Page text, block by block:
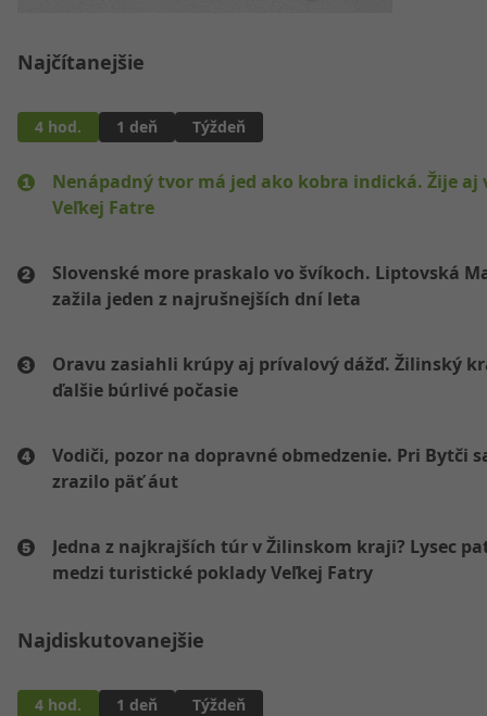
Najčítanejšie
4 hod. 1 deň Týždeň
Nenápadný tvor má jed ako kobra indická. Žije aj
Veľkej Fatre
Slovenské more praskalo vo švíkoch. Liptovská
zažila jeden z najrušnejších dní leta
Oravu zasiahli krúpy aj prívalový dážď. Žilinský
ďalšie búrlivé počasie
Vodiči, pozor na dopravné obmedzenie. Pri Bytči
zrazilo päť áut
Jedna z najkrajších túr v Žilinskom kraji? Lysec
medzi turistické poklady Veľkej Fatry
Najdiskutovanejšie
4 hod. 1 deň Týždeň